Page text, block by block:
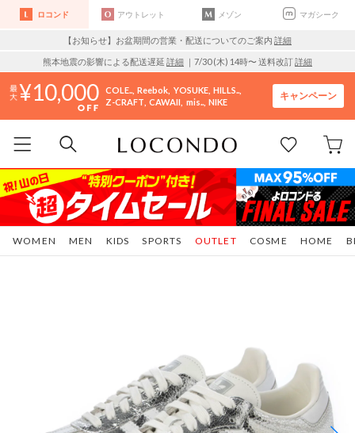
ロコンド アウトレット メゾン マガシーク
【お知らせ】お盆期間の営業・配送についてのご案内 詳細
熊本地震の影響による配送遅延 詳細 ｜7/30 (木) 14時〜 送料改訂詳細
10,000 COLE.. Reebok YOSUKE HILLS..
Z-CRAFT CAWAII mis.. NIKE
キャンペーン
WOMEN MEN KIDS SPORTS COSME HOME
OUTLET